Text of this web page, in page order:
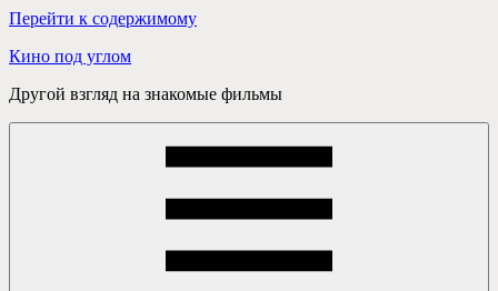
Перейти к содержимому
Кино под углом
Другой взгляд на знакомые фильмы